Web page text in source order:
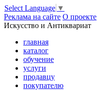
Select Language ▼
Реклама на сайте О проекте
Искусство и Антиквариат
главная
каталог
обучение
услуги
продавцу
покупателю